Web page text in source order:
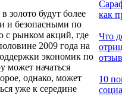
золото будут более
и безопасными по
с рынком акций, где
2009 года на
экономик по
может начаться
однако, может
уже к середине
как
Что
10